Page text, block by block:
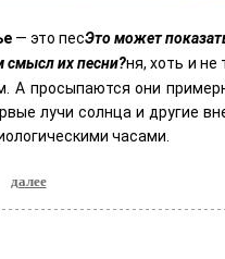
— это песЭто может
смысл их песни?ня, хоть и не
А просыпаются они
лучи солнца и другие
часами.
далее